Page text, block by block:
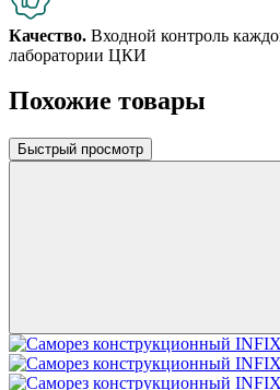
Качество. Входной контроль
лаборатории ЦКИ
Похожие товары
Быстрый просмотр